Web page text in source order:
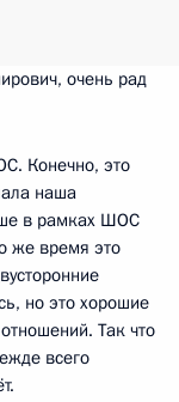
очень рад
Конечно, это
наша
в рамках ШОС
же время это
но это хорошие
Так что
всего